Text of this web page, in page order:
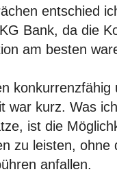
entschied
Bank, da die
am besten
konkurrenzfähig
war kurz. Was ich
ist die
zu leisten, ohne
anfallen.